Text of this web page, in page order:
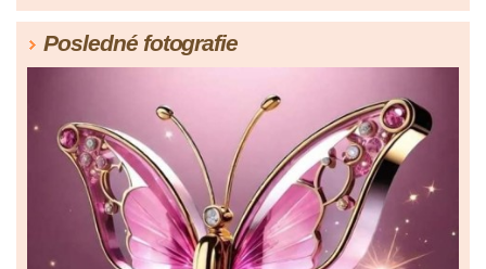
Posledné fotografie